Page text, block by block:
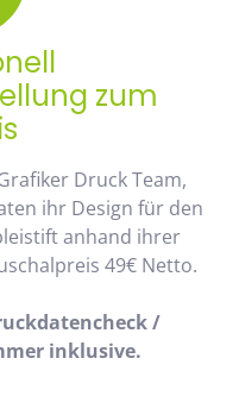
zum
Druck Team,
ihr Design für den
anhand ihrer
49€ Netto.
/
inklusive.